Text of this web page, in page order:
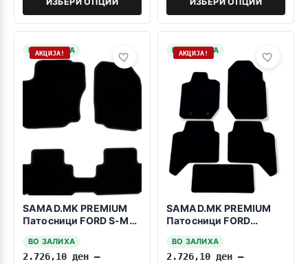
НА ЗАЛИХА
АКЦИЈА!
SAMAD.MK PREMIUM
Патосници FORD S-Max
ВО ЗАЛИХА
2.726,10 ден –
НА ЗАЛИХА
АКЦИЈА!
SAMAD.MK PREMIUM
Патосници FORD
ВО ЗАЛИХА
2.726,10 ден –